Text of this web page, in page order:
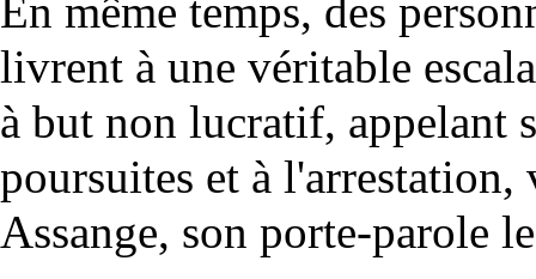
En même temps, des
livrent à une véritable
à but non lucratif, appelant
poursuites et à l'arrestation,
Assange, son porte-parole